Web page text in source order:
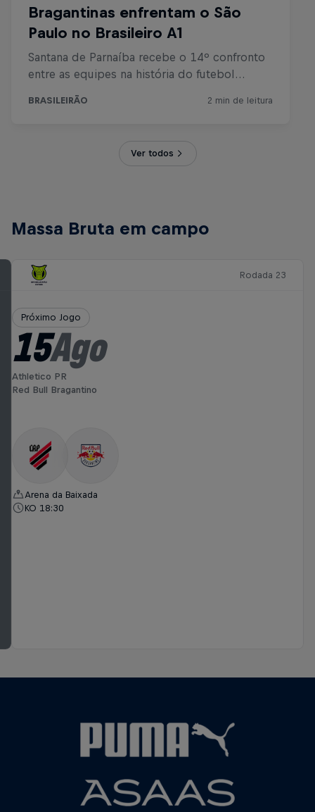
Ver todos
Massa Bruta em campo
Rodada 23
Próximo Jogo
15Ago
Athletico PR
Red Bull Bragantino
Arena da Baixada
KO 18:30